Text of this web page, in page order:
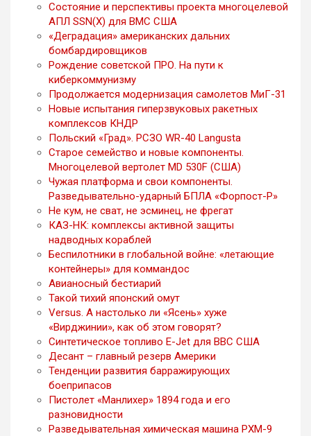
Состояние и перспективы проекта многоцелевой
АПЛ SSN(X) для ВМС США
«Деградация» американских дальних
бомбардировщиков
Рождение советской ПРО. На пути к
киберкоммунизму
Продолжается модернизация самолетов МиГ-31
Новые испытания гиперзвуковых ракетных
комплексов КНДР
Польский «Град». РСЗО WR-40 Langusta
Старое семейство и новые компоненты.
Многоцелевой вертолет MD 530F (США)
Чужая платформа и свои компоненты.
Разведывательно-ударный БПЛА «Форпост-Р»
Не кум, не сват, не эсминец, не фрегат
КАЗ-НК: комплексы активной защиты
надводных кораблей
Беспилотники в глобальной войне: «летающие
контейнеры» для коммандос
Авианосный бестиарий
Такой тихий японский омут
Versus. А настолько ли «Ясень» хуже
«Вирджинии», как об этом говорят?
Синтетическое топливо E-Jet для ВВС США
Десант – главный резерв Америки
Тенденции развития барражирующих
боеприпасов
Пистолет «Манлихер» 1894 года и его
разновидности
Разведывательная химическая машина РХМ-9